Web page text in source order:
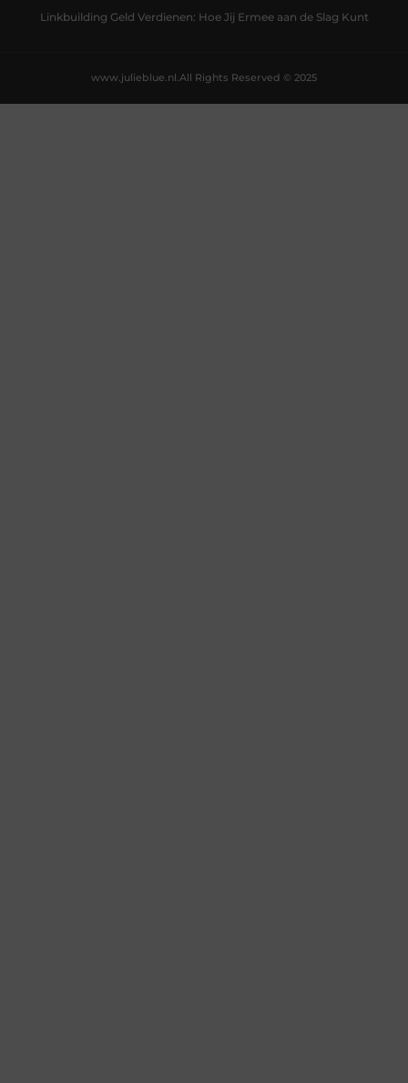
Linkbuilding Geld Verdienen: Hoe Jij Ermee aan de Slag Kunt
All Rights Reserved © 2025
www.julieblue.nl.